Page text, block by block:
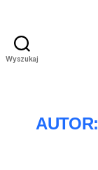
Wyszukaj
AUTOR: